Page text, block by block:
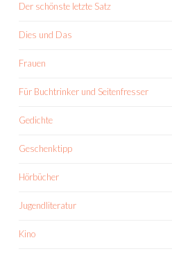
Der schönste letzte Satz
Dies und Das
Frauen
Für Buchtrinker und Seitenfresser
Gedichte
Geschenktipp
Hörbücher
Jugendliteratur
Kino